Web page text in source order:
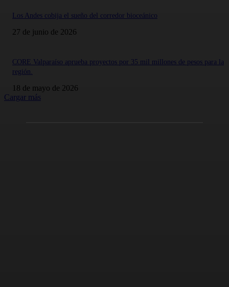
Los Andes cobija el sueño del corredor bioceánico
27 de junio de 2026
CORE Valparaíso aprueba proyectos por 35 mil millones de pesos para la
región.
18 de mayo de 2026
Cargar más